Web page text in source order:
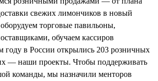
свежих лимончиков в новый
торговые павильоны,
обучаем кассиров
году в России открылись 203 розничных
— наши проекты. Чтобы поддерживать
команды, мы назначили менторов